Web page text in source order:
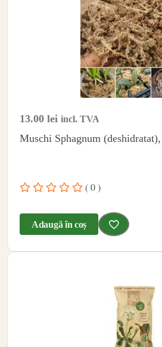
13.00 lei incl. TVA
Muschi Sphagnum
( 0 )
Adaugă în coș